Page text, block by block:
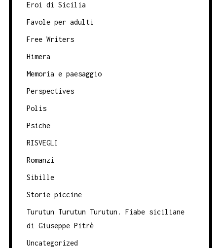
Eroi di Sicilia
Favole per adulti
Free Writers
Himera
Memoria e paesaggio
Perspectives
Polis
Psiche
RISVEGLI
Romanzi
Sibille
Storie piccine
Turutun Turutun Turutun. Fiabe siciliane
di Giuseppe Pitrè
Uncategorized